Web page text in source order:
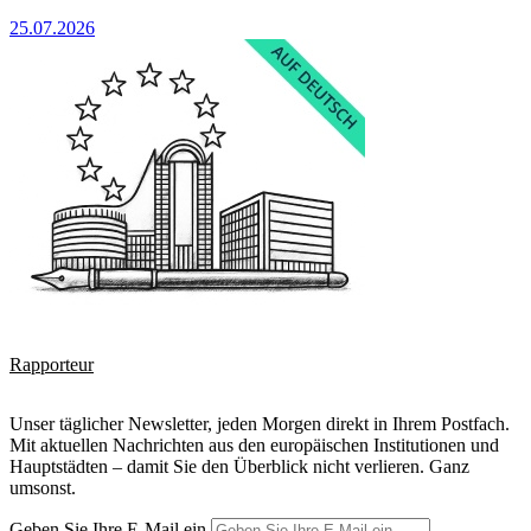
25.07.2026
Rapporteur
Unser täglicher Newsletter, jeden Morgen direkt in Ihrem Postfach.
Mit aktuellen Nachrichten aus den europäischen Institutionen und
Hauptstädten – damit Sie den Überblick nicht verlieren. Ganz
umsonst.